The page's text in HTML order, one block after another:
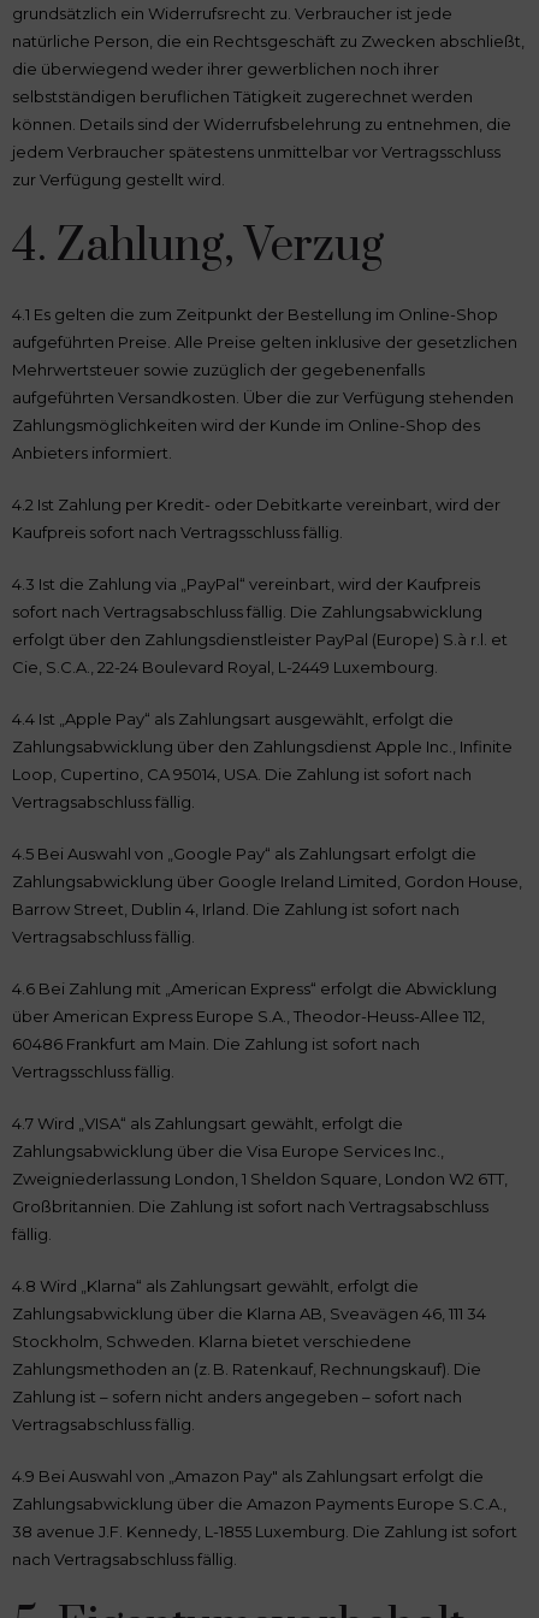
grundsätzlich ein Widerrufsrecht zu. Verbraucher ist jede
natürliche Person, die ein Rechtsgeschäft zu Zwecken abschließt,
die überwiegend weder ihrer gewerblichen noch ihrer
selbstständigen beruflichen Tätigkeit zugerechnet werden
können. Details sind der Widerrufsbelehrung zu entnehmen, die
jedem Verbraucher spätestens unmittelbar vor Vertragsschluss
zur Verfügung gestellt wird.
4. Zahlung, Verzug
4.1 Es gelten die zum Zeitpunkt der Bestellung im Online-Shop
aufgeführten Preise. Alle Preise gelten inklusive der gesetzlichen
Mehrwertsteuer sowie zuzüglich der gegebenenfalls
aufgeführten Versandkosten. Über die zur Verfügung stehenden
Zahlungsmöglichkeiten wird der Kunde im Online-Shop des
Anbieters informiert.
4.2 Ist Zahlung per Kredit- oder Debitkarte vereinbart, wird der
Kaufpreis sofort nach Vertragsschluss fällig.
4.3 Ist die Zahlung via „PayPal“ vereinbart, wird der Kaufpreis
sofort nach Vertragsabschluss fällig. Die Zahlungsabwicklung
erfolgt über den Zahlungsdienstleister PayPal (Europe) S.à r.l. et
Cie, S.C.A., 22-24 Boulevard Royal, L-2449 Luxembourg.
4.4 Ist „Apple Pay“ als Zahlungsart ausgewählt, erfolgt die
Zahlungsabwicklung über den Zahlungsdienst Apple Inc., Infinite
Loop, Cupertino, CA 95014, USA. Die Zahlung ist sofort nach
Vertragsabschluss fällig.
4.5 Bei Auswahl von „Google Pay“ als Zahlungsart erfolgt die
Zahlungsabwicklung über Google Ireland Limited, Gordon House,
Barrow Street, Dublin 4, Irland. Die Zahlung ist sofort nach
Vertragsabschluss fällig.
4.6 Bei Zahlung mit „American Express“ erfolgt die Abwicklung
über American Express Europe S.A., Theodor-Heuss-Allee 112,
60486 Frankfurt am Main. Die Zahlung ist sofort nach
Vertragsschluss fällig.
4.7 Wird „VISA“ als Zahlungsart gewählt, erfolgt die
Zahlungsabwicklung über die Visa Europe Services Inc.,
Zweigniederlassung London, 1 Sheldon Square, London W2 6TT,
Großbritannien. Die Zahlung ist sofort nach Vertragsabschluss
fällig.
4.8 Wird „Klarna“ als Zahlungsart gewählt, erfolgt die
Zahlungsabwicklung über die Klarna AB, Sveavägen 46, 111 34
Stockholm, Schweden. Klarna bietet verschiedene
Zahlungsmethoden an (z. B. Ratenkauf, Rechnungskauf). Die
Zahlung ist – sofern nicht anders angegeben – sofort nach
Vertragsabschluss fällig.
4.9 Bei Auswahl von „Amazon Pay" als Zahlungsart erfolgt die
Zahlungsabwicklung über die Amazon Payments Europe S.C.A.,
38 avenue J.F. Kennedy, L-1855 Luxemburg. Die Zahlung ist sofort
nach Vertragsabschluss fällig.